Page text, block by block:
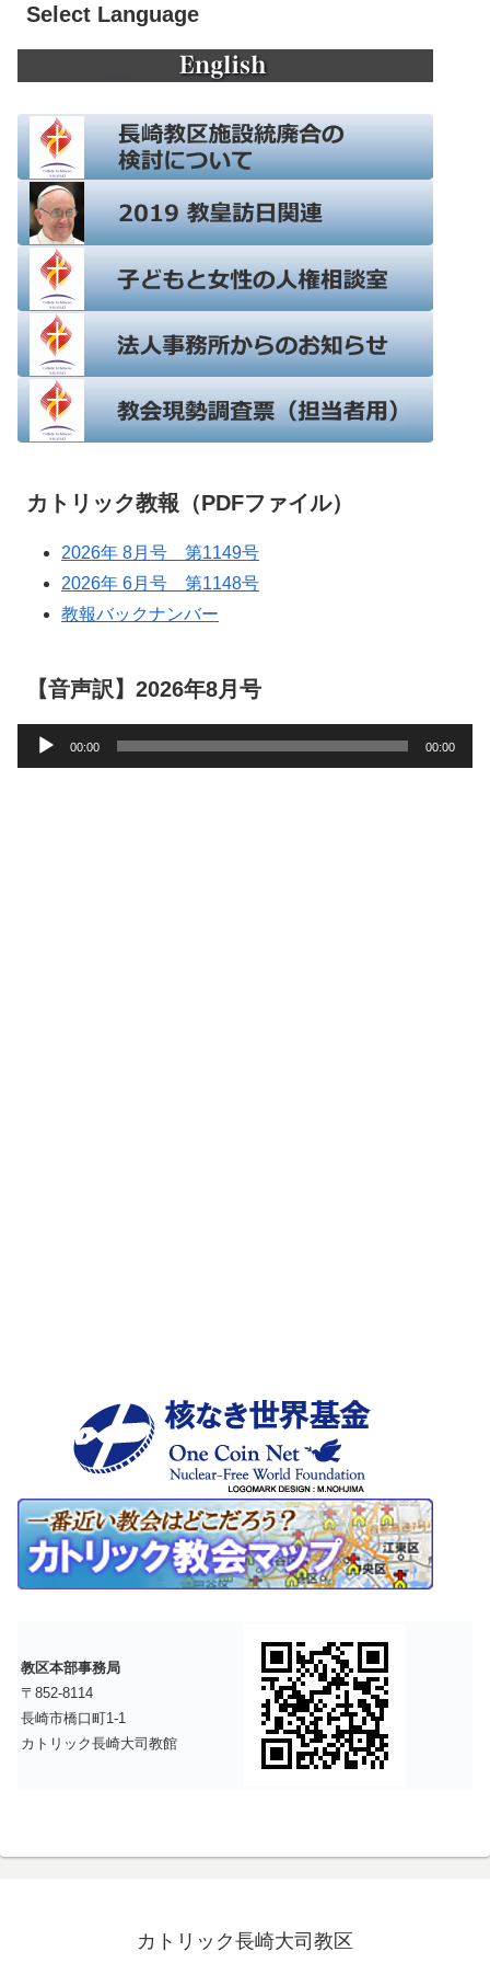
Select Language
カトリック教報（PDFファイル）
2026年 8月号 第1149号
2026年 6月号 第1148号
教報バックナンバー
【音声訳】2026年8月号
声
00:00 00:00
教区本部事務局
〒852-8114
長崎市橋口町1-1
カトリック長崎大司教館
カトリック長崎大司教区